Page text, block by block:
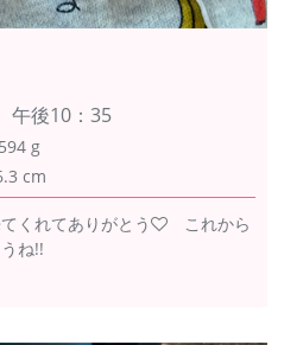
午後10：35
g
cm
くれてありがとう
これから
ね!!